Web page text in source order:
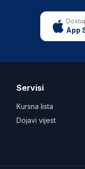
App
Servisi
Kursna lista
Dojavi vijest